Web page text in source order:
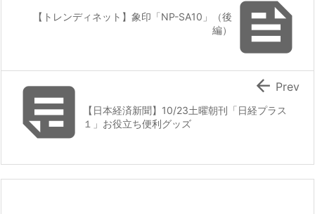

【トレンディネット】象印「NP-SA10」（後
編）

【日本経済新聞】10/23土曜朝刊「日経プラス
１」お役立ち便利グッズ
 Prev